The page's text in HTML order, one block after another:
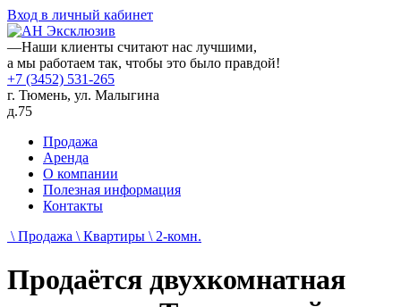
Вход в личный кабинет
—Наши клиенты считают нас лучшими,
а мы работаем так, чтобы это было правдой!
+7 (3452) 531-265
г. Тюмень, ул. Малыгина
д.75
Продажа
Аренда
О компании
Полезная информация
Контакты
\ Продажа \ Квартиры \ 2-комн.
Продаётся двухкомнатная